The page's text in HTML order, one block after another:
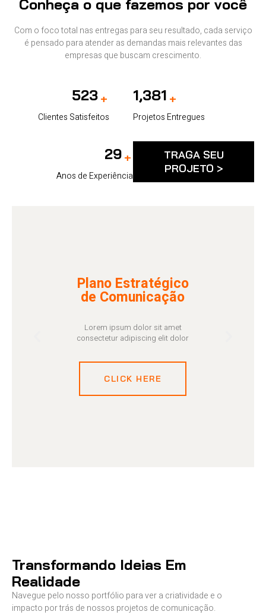
Conheça o que fazemos por você
Com o foco total nas entregas para seu resultado, cada serviço
é pensado para atender as demandas mais relevantes das
empresas que buscam crescimento.
548 +
Clientes Satisfeitos
1,452 +
Projetos Entregues
30 +
Anos de Experiência
TRAGA SEU
PROJETO >
Plano Estratégico
de Comunicação
Lorem ipsum dolor sit amet
consectetur adipiscing elit dolor
CLICK HERE
Transformando Ideias Em
Realidade
Navegue pelo nosso portfólio para ver a criatividade e o
impacto por trás de nossos projetos de comunicação.